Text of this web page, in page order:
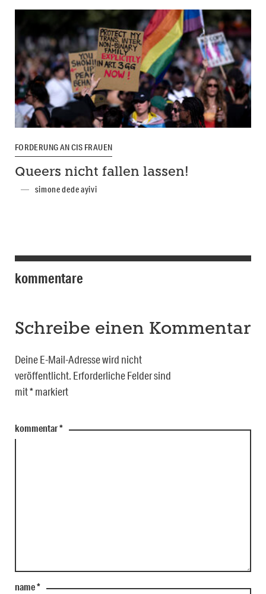
FORDERUNG AN CIS FRAUEN
Queers nicht fallen lassen!
simone dede ayivi
kommentare
Schreibe einen Kommentar
Deine E-Mail-Adresse wird nicht
veröffentlicht. Erforderliche Felder sind
mit*markiert
kommentar*
name*